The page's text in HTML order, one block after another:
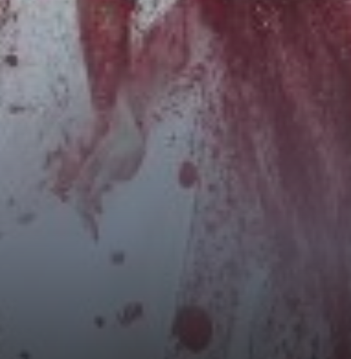
Hệ Thống
Truy Thê
Huyền Huyễn
Gương Vỡ Không Lành